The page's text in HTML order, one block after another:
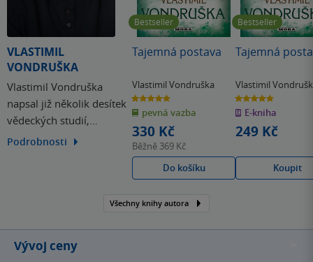
VLASTIMIL
VONDRUŠKA
Vlastimil Vondruška
napsal již několik desítek
vědeckých studií,
populárně naučných
Přemyslovská epopej a
Český bestseller…
Podrobnosti
Bestseller
Tajemná postava
Vlastimil Vondruška
5.0
z
5
hvězdiček
pevná vazba
330 Kč
Běžně 369 Kč
Do košíku
Bestseller
Tajemná
Vlastimil
5.0
z
5
hvězdiček
E-kniha
249 Kč
Koupit
Všechny knihy autora
Vývoj ceny